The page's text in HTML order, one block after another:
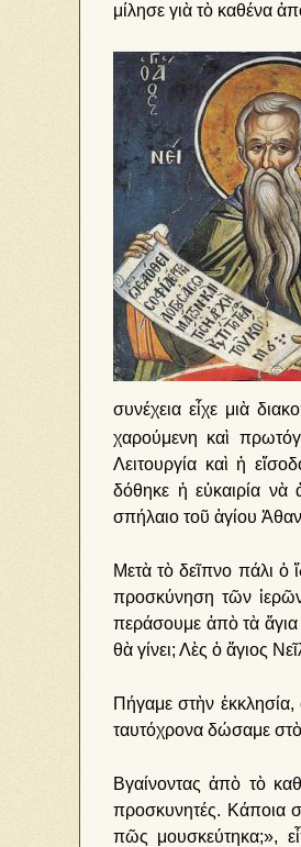
μίλησε γιὰ τὸ καθένα
συνέχεια εἶχε μιὰ
χαρούμενη καὶ
Λειτουργία καὶ ἡ
δόθηκε ἡ εὐκαιρία
σπήλαιο τοῦ ἁγίου
Μετὰ τὸ δεῖπνο πάλι ὁ
προσκύνηση τῶν
περάσουμε ἀπὸ τὰ ἅγια
θὰ γίνει; Λὲς ὁ ἅγιος
Πήγαμε στὴν
ταυτόχρονα δώσαμε
Βγαίνοντας ἀπὸ τὸ
προσκυνητές. Κάποια
πῶς μουσκεύτηκα;»,